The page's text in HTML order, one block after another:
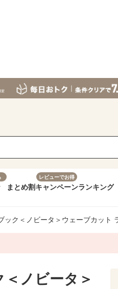
まとめ割
レビューでお得
キャンペーンランキング
ック＜ノビータ＞ウェーブカット
ノビータ＞